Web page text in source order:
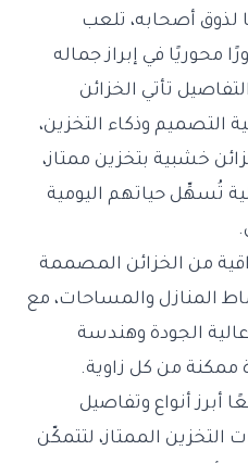
لذوق أصحابه، تلعب
محوريًا في إبراز جماله
تأتي الخزائن
التصميم وذكاء التخزين،
خشبية بتخزين ممتاز،
تُسهِّل حياتهم اليومية
من الخزائن المصممة
المنازل والمساحات، مع
الجودة وهندسة
من كل زاوية.
أنواع وتفاصيل
التخزين الممتاز، لتتمكّن